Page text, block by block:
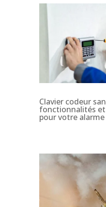
Clavier codeur
fonctionnalités
pour votre alarme